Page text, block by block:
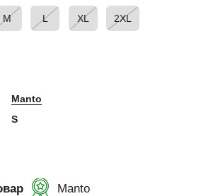
M L XL 2XL
Manto
S
Manto